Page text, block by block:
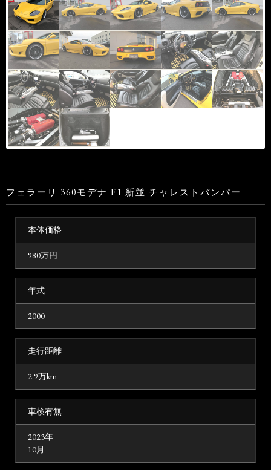
フェラーリ 360モデナ F1 新並 チャレストバンパー
本体価格
980万円
年式
2000
走行距離
2.9万km
車検有無
2023年
10月